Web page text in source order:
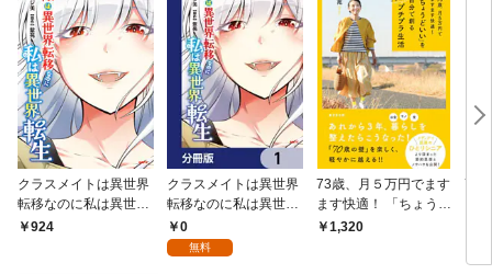
クラスメイトは異世界
転移なのに私は異世界
転生 １
924
クラスメイトは異世界
転移なのに私は異世界
転生【分冊版】 1
0
無料
73歳、月５万円でます
ます快適！ 「ちょうど
いい」を自分で創る ご
1,320
72